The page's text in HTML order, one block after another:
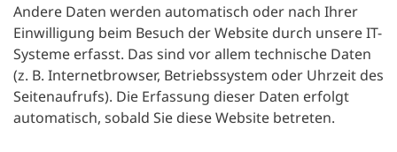
Andere Daten werden automatisch oder nach Ihrer
Einwilligung beim Besuch der Website durch unsere IT-
Systeme erfasst. Das sind vor allem technische Daten
(z. B. Internetbrowser, Betriebssystem oder Uhrzeit des
Seitenaufrufs). Die Erfassung dieser Daten erfolgt
automatisch, sobald Sie diese Website betreten.